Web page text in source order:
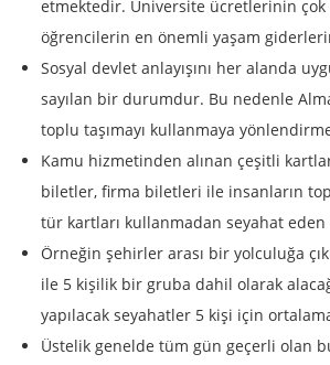
etmektedir. Üniversite ücretlerinin çok
öğrencilerin en önemli yaşam
Sosyal devlet anlayışını her alanda
sayılan bir durumdur. Bu nedenle
toplu taşımayı kullanmaya
Kamu hizmetinden alınan çeşitli
biletler, firma biletleri ile insanların
tür kartları kullanmadan seyahat eden
Örneğin şehirler arası bir yolculuğa
ile 5 kişilik bir gruba dahil olarak
yapılacak seyahatler 5 kişi için
Üstelik genelde tüm gün geçerli olan